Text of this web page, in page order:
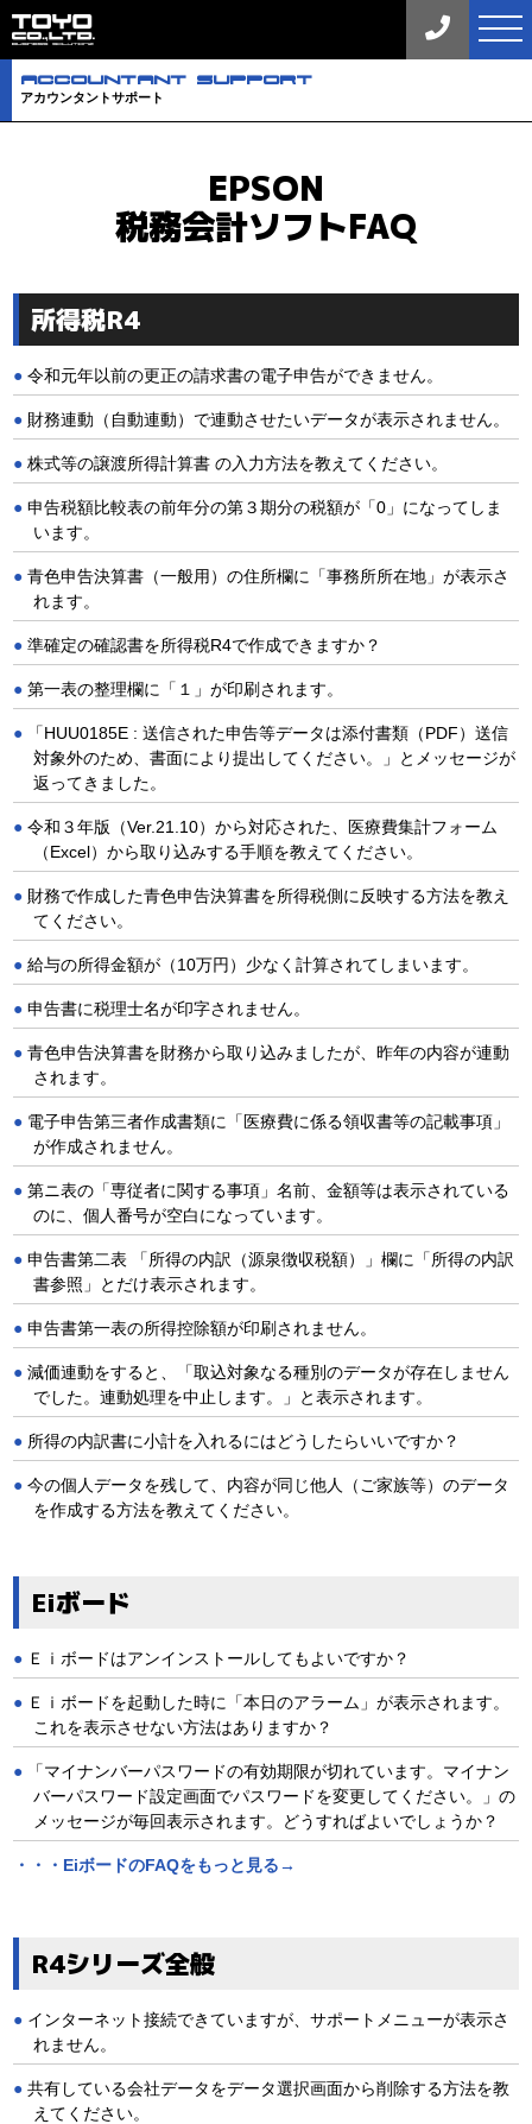
aCCOuNTaNT SuPPORT
アカウンタントサポート
EPSON
税務会計ソフトFAQ
所得税R4
令和元年以前の更正の請求書の電子申告ができません。
財務連動（自動連動）で連動させたいデータが表示されません。
株式等の譲渡所得計算書 の入力方法を教えてください。
申告税額比較表の前年分の第３期分の税額が「0」になってしま
います。
青色申告決算書（一般用）の住所欄に「事務所所在地」が表示さ
れます。
準確定の確認書を所得税R4で作成できますか？
第一表の整理欄に「１」が印刷されます。
「HUU0185E : 送信された申告等データは添付書類（PDF）送信
対象外のため、書面により提出してください。」とメッセージが
返ってきました。
令和３年版（Ver.21.10）から対応された、医療費集計フォーム
（Excel）から取り込みする手順を教えてください。
財務で作成した青色申告決算書を所得税側に反映する方法を教え
てください。
給与の所得金額が（10万円）少なく計算されてしまいます。
申告書に税理士名が印字されません。
青色申告決算書を財務から取り込みましたが、昨年の内容が連動
されます。
電子申告第三者作成書類に「医療費に係る領収書等の記載事項」
が作成されません。
第ニ表の「専従者に関する事項」名前、金額等は表示されている
のに、個人番号が空白になっています。
申告書第二表 「所得の内訳（源泉徴収税額）」欄に「所得の内訳
書参照」とだけ表示されます。
申告書第一表の所得控除額が印刷されません。
減価連動をすると、「取込対象なる種別のデータが存在しません
でした。連動処理を中止します。」と表示されます。
所得の内訳書に小計を入れるにはどうしたらいいですか？
今の個人データを残して、内容が同じ他人（ご家族等）のデータ
を作成する方法を教えてください。
Eiボード
Ｅｉボードはアンインストールしてもよいですか？
Ｅｉボードを起動した時に「本日のアラーム」が表示されます。
これを表示させない方法はありますか？
「マイナンバーパスワードの有効期限が切れています。マイナン
バーパスワード設定画面でパスワードを変更してください。」の
メッセージが毎回表示されます。どうすればよいでしょうか？
・・・EiボードのFAQをもっと見る→
R4シリーズ全般
インターネット接続できていますが、サポートメニューが表示さ
れません。
共有している会社データをデータ選択画面から削除する方法を教
えてください。